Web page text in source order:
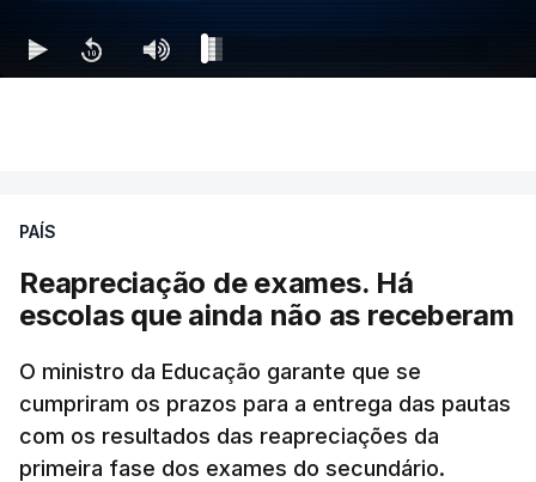
PAÍS
Reapreciação de exames. Há
escolas que ainda não as receberam
O ministro da Educação garante que se
cumpriram os prazos para a entrega das pautas
com os resultados das reapreciações da
primeira fase dos exames do secundário.